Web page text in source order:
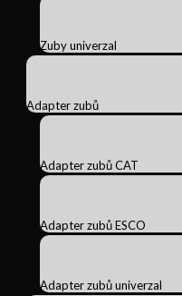
Zuby univerzal
Adapter zubů
Adapter zubů CAT
Adapter zubů ESCO
Adapter zubů univerzal